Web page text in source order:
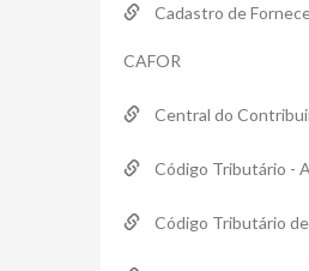
Cadastro de
CAFOR
Central do
Código Tributário -
Código Tributário de